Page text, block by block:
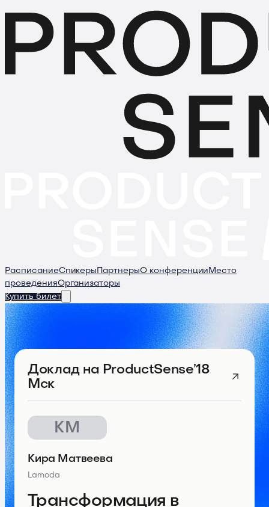
РасписаниеСпикеры ПартнерыО конференции Место
проведенияОрганизаторы
Купить билет
Доклад на ProductSense’18
Мск
КМ
Трансформация в
Кира Матвеева
Lamoda